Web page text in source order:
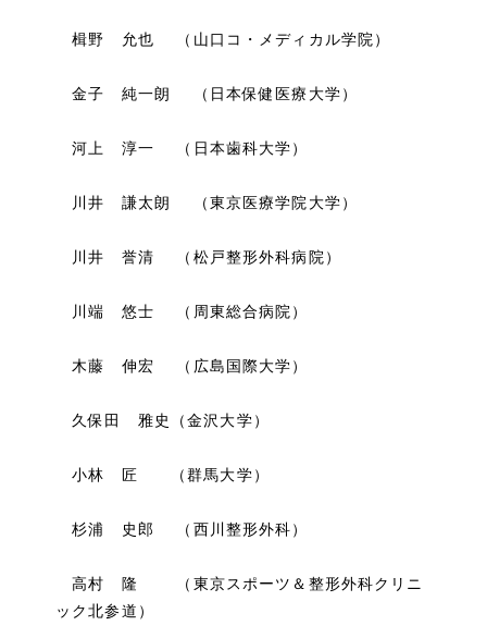
楫野 允也 （山口コ・メディカル学院）
金子 純一朗 （日本保健医療大学）
河上 淳一 （日本歯科大学）
川井 謙太朗 （東京医療学院大学）
川井 誉清 （松戸整形外科病院）
川端 悠士 （周東総合病院）
木藤 伸宏 （広島国際大学）
久保田 雅史（金沢大学）
小林 匠 （群馬大学）
杉浦 史郎 （西川整形外科）
高村 隆 （東京スポーツ＆整形外科クリニ
ック北参道）